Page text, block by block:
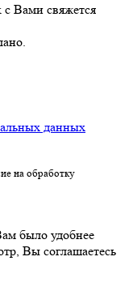
Вами свяжется
данных
на обработку
было удобнее
Вы соглашаетесь